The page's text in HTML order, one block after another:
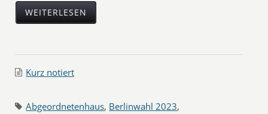
WEITERLESEN
Kurz notiert
Abgeordnetenhaus, Berlinwahl 2023,